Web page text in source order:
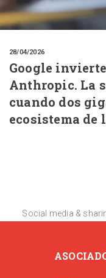
28/04/2026
Google
Anthropic. La
cuando dos
ecosistema de
Social media &